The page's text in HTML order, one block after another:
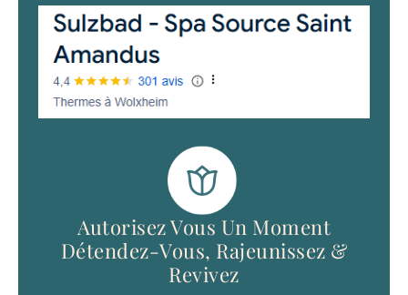
Autorisez Vous Un Moment
Détendez-Vous, Rajeunissez &
Revivez